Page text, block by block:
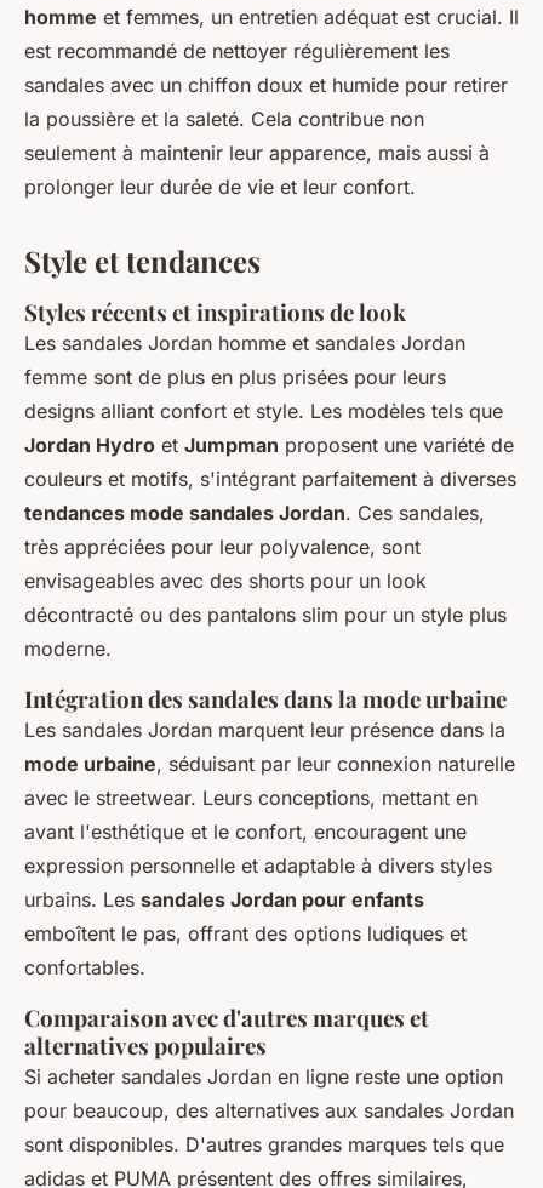
homme et femmes, un entretien adéquat est crucial. Il
est recommandé de nettoyer régulièrement les
sandales avec un chiffon doux et humide pour retirer
la poussière et la saleté. Cela contribue non
seulement à maintenir leur apparence, mais aussi à
prolonger leur durée de vie et leur confort.
Style et tendances
Styles récents et inspirations de look
Les sandales Jordan homme et sandales Jordan
femme sont de plus en plus prisées pour leurs
designs alliant confort et style. Les modèles tels que
Jordan Hydro et Jumpman proposent une variété de
couleurs et motifs, s'intégrant parfaitement à diverses
tendances mode sandales Jordan. Ces sandales,
très appréciées pour leur polyvalence, sont
envisageables avec des shorts pour un look
décontracté ou des pantalons slim pour un style plus
moderne.
Intégration des sandales dans la mode urbaine
Les sandales Jordan marquent leur présence dans la
mode urbaine, séduisant par leur connexion naturelle
avec le streetwear. Leurs conceptions, mettant en
avant l'esthétique et le confort, encouragent une
expression personnelle et adaptable à divers styles
urbains. Les sandales Jordan pour enfants
emboîtent le pas, offrant des options ludiques et
confortables.
Comparaison avec d'autres marques et
alternatives populaires
Si acheter sandales Jordan en ligne reste une option
pour beaucoup, des alternatives aux sandales Jordan
sont disponibles. D'autres grandes marques tels que
adidas et PUMA présentent des offres similaires,